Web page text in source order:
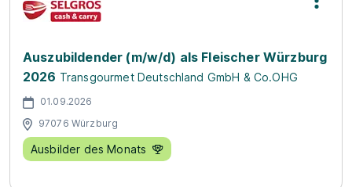
Auszubildender (m/w/d) als Fleischer Würzburg
2026 Transgourmet Deutschland GmbH & Co.OHG
01.09.2026
97076 Würzburg
Ausbilder des Monats